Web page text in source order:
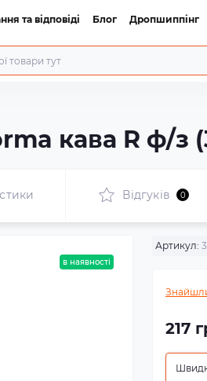
та відповіді Блог Дропшиппінг
кава R ф/з
Відгуків 0
в наявності
Артикул:
217